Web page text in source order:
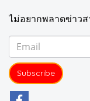
ไม่อยากพลาดข่าวส
Subscribe